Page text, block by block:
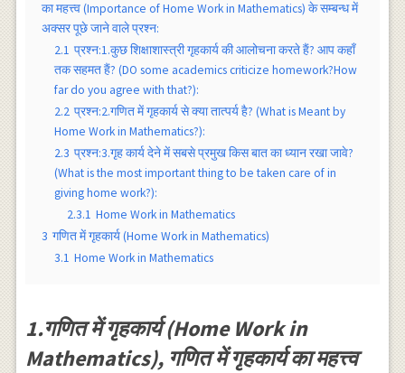
का महत्त्व (Importance of Home Work in Mathematics) के सम्बन्ध में
अक्सर पूछे जाने वाले प्रश्न:
2.1 प्रश्न:1.कुछ शिक्षाशास्त्री गृहकार्य की आलोचना करते हैं? आप कहाँ
तक सहमत हैं? (DO some academics criticize homework?How
far do you agree with that?):
2.2 प्रश्न:2.गणित में गृहकार्य से क्या तात्पर्य है? (What is Meant by
Home Work in Mathematics?):
2.3 प्रश्न:3.गृह कार्य देने में सबसे प्रमुख किस बात का ध्यान रखा जावे?
(What is the most important thing to be taken care of in
giving home work?):
2.3.1 Home Work in Mathematics
3 गणित में गृहकार्य (Home Work in Mathematics)
3.1 Home Work in Mathematics
1.गणित में गृहकार्य (Home Work in
Mathematics), गणित में गृहकार्य का महत्त्व